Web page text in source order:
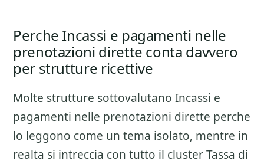
Perche Incassi e pagamenti nelle
prenotazioni dirette conta davvero
per strutture ricettive
Molte strutture sottovalutano Incassi e
pagamenti nelle prenotazioni dirette perche
lo leggono come un tema isolato, mentre in
realta si intreccia con tutto il clusterTassa di